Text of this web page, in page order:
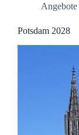
Angebote
Potsdam 2028